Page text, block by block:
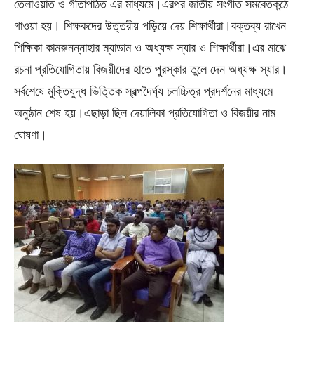
তেলাওয়াত ও গীতাপাঠত এর মাধ্যমে।এরপর জাতীয় সংগীত সমবেতকন্ঠে
গাওয়া হয়। শিক্ষকদের উত্তরীয় পড়িয়ে দেয় শিক্ষার্থীরা।বক্তব্য রাখেন
শিক্ষিকা কামরুনন্নাহার ম্যাডাম ও অধ্যক্ষ স্যার ও শিক্ষার্থীরা।এর মাঝে
রচনা প্রতিযোগিতায় বিজয়ীদের হাতে পুরস্কার তুলে দেন অধ্যক্ষ স্যার।
সর্বশেষে মুক্তিযুদ্ধ ভিত্তিক স্বল্পদৈর্ঘ্য চলচ্চিত্র প্রদর্শনের মাধ্যমে
অনুষ্ঠান শেষ হয়।এছাড়া ছিল দেয়ালিকা প্রতিযোগিতা ও বিজয়ীর নাম
ঘোষণা।